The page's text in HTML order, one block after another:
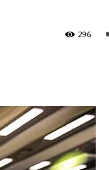
296